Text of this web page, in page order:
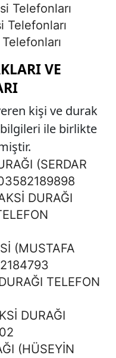
Telefonları
Telefonları
VE
kişi ve durak
ile birlikte
(SERDAR
DURAĞI
(MUSTAFA
TELEFON
DURAĞI
(HÜSEYİN